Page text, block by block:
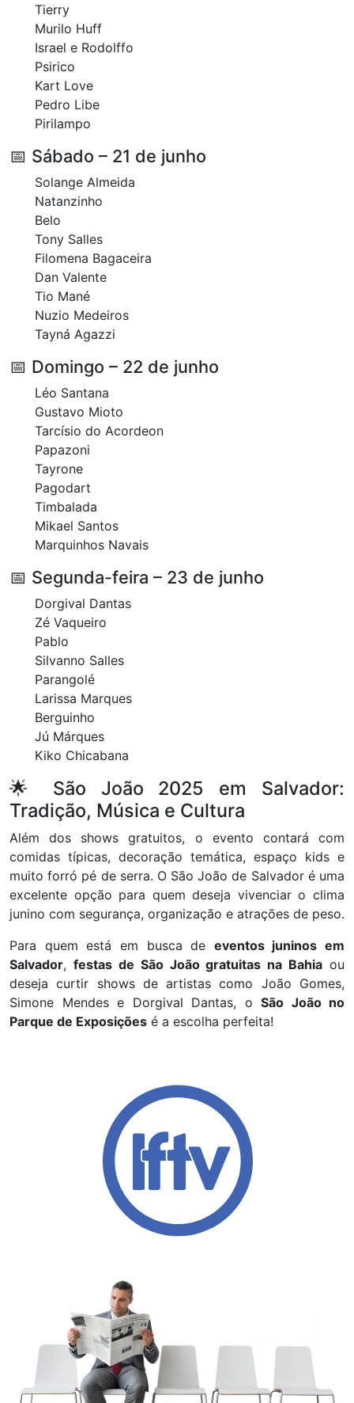
Tierry
Murilo Huff
Israel e Rodolffo
Psirico
Kart Love
Pedro Libe
Pirilampo
📅 Sábado – 21 de junho
Solange Almeida
Natanzinho
Belo
Tony Salles
Filomena Bagaceira
Dan Valente
Tio Mané
Nuzio Medeiros
Tayná Agazzi
📅 Domingo – 22 de junho
Léo Santana
Gustavo Mioto
Tarcísio do Acordeon
Papazoni
Tayrone
Pagodart
Timbalada
Mikael Santos
Marquinhos Navais
📅 Segunda-feira – 23 de junho
Dorgival Dantas
Zé Vaqueiro
Pablo
Silvanno Salles
Parangolé
Larissa Marques
Berguinho
Jú Márques
Kiko Chicabana
🌟 São João 2025 em Salvador:
Tradição, Música e Cultura
Além dos shows gratuitos, o evento contará com
comidas típicas, decoração temática, espaço kids e
muito forró pé de serra. O São João de Salvador é uma
excelente opção para quem deseja vivenciar o clima
junino com segurança, organização e atrações de peso.
Para quem está em busca de eventos juninos em
Salvador, festas de São João gratuitas na Bahia ou
deseja curtir shows de artistas como João Gomes,
Simone Mendes e Dorgival Dantas, o São João no
Parque de Exposições é a escolha perfeita!